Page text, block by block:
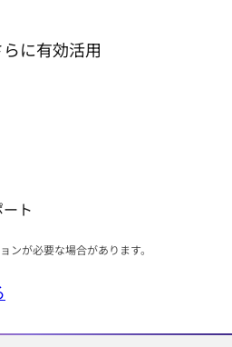
に有効活用
ト
ンが必要な場合があります。